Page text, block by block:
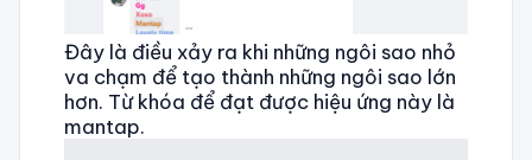
Đây là điều xảy ra khi những ngôi sao nhỏ
va chạm để tạo thành những ngôi sao lớn
hơn. Từ khóa để đạt được hiệu ứng này là
mantap.